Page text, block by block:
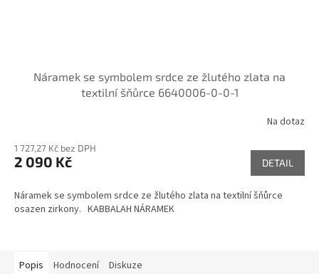
Náramek se symbolem srdce ze žlutého zlata na
textilní šňůrce 6640006-0-0-1
Na dotaz
1 727,27 Kč bez DPH
2 090 Kč DETAIL
Náramek se symbolem srdce ze žlutého zlata na textilní šňůrce
osazen zirkony. KABBALAH NÁRAMEK
Popis Hodnocení Diskuze